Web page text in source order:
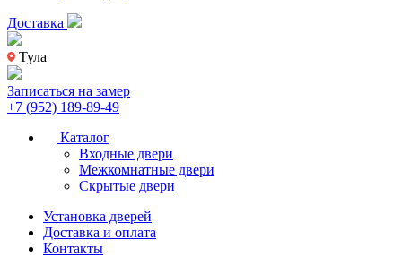
Доставка
Тула
Записаться на замер
+7 (952) 189-89-49
Каталог
Входные двери
Межкомнатные двери
Скрытые двери
Установка дверей
Доставка и оплата
Контакты